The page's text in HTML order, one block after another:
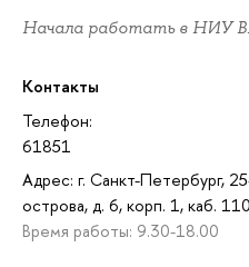
Начала работать в НИУ
Контакты
Телефон:
61851
Адрес: г. Санкт-Петербург,
острова, д. 6, корп. 1, каб. 110
Время работы: 9.30-18.00